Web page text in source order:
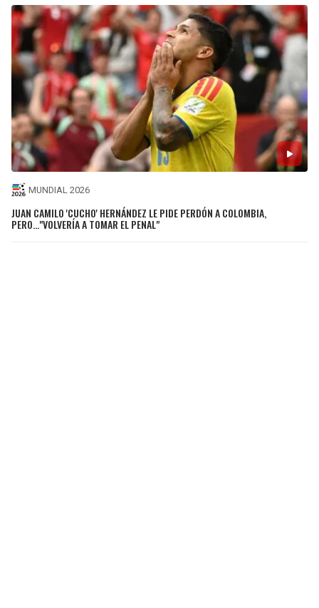
MUNDIAL 2026
JUAN CAMILO 'CUCHO' HERNÁNDEZ LE PIDE PERDÓN A COLOMBIA,
PERO..."VOLVERÍA A TOMAR EL PENAL"